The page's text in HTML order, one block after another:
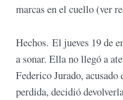
marcas en el cuello (ver
Hechos. El jueves 19 de
a sonar. Ella no llegó a
Federico Jurado,
perdida, decidió